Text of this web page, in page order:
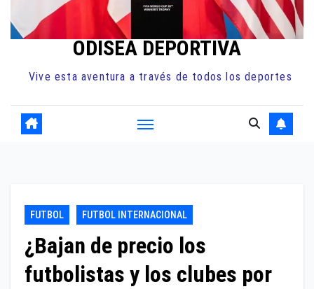
ODISEA DEPORTIVA
Vive esta aventura a través de todos los deportes
FUTBOL FUTBOL INTERNACIONAL
¿Bajan de precio los
futbolistas y los clubes por